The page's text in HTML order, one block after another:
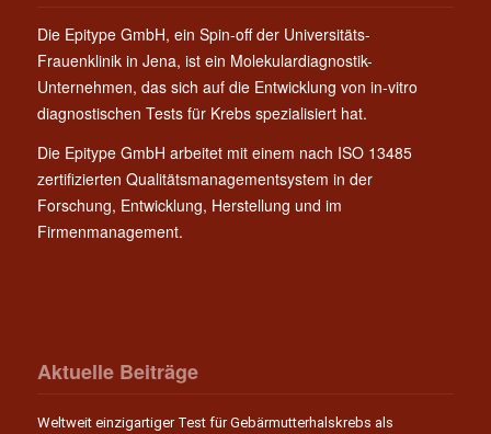
Die Epitype GmbH, ein Spin-off der Universitäts-
Frauenklinik in Jena, ist ein Molekulardiagnostik-
Unternehmen, das sich auf die Entwicklung von in-vitro
diagnostischen Tests für Krebs spezialisiert hat.
Die Epitype GmbH arbeitet mit einem nach ISO 13485
zertifizierten Qualitätsmanagementsystem in der
Forschung, Entwicklung, Herstellung und im
Firmenmanagement.
Aktuelle Beiträge
Weltweit einzigartiger Test für Gebärmutterhalskrebs als